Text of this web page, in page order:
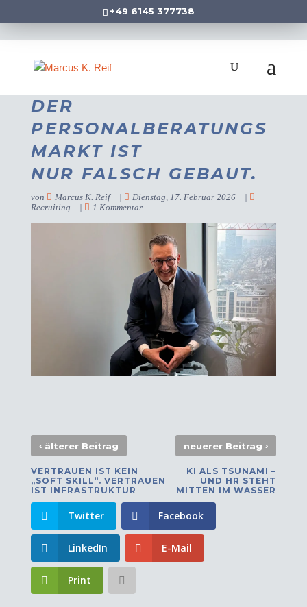
+49 6145 377738
DER
PERSONALBERATUNGS
MARKT IST
NUR FALSCH GEBAUT.
von Marcus K. Reif | Dienstag, 17. Februar 2026
|
Recruiting
| 1 Kommentar
‹älterer Beitrag
VERTRAUEN IST KEIN
„SOFT SKILL“. VERTRAUEN
IST INFRASTRUKTUR
neuerer Beitrag›
KI ALS TSUNAMI –
UND HR STEHT
MITTEN IM WASSER
Twitter Facebook
LinkedIn E-Mail
Print